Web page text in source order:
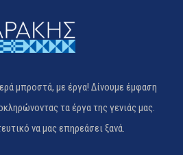
μπροστά, με έργα! Δίνουμε έμφαση
τα έργα της γενιάς μας.
να μας επηρεάσει ξανά.